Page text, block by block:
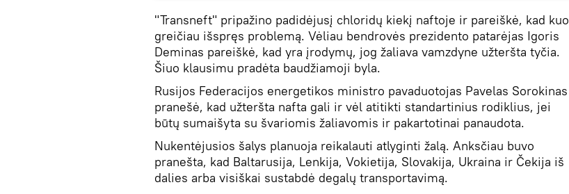
"Transneft" pripažino padidėjusį chloridų kiekį naftoje ir pareiškė, kad kuo
greičiau išspręs problemą. Vėliau bendrovės prezidento patarėjas Igoris
Deminas pareiškė, kad yra įrodymų, jog žaliava vamzdyne užteršta tyčia.
Šiuo klausimu pradėta baudžiamoji byla.
Rusijos Federacijos energetikos ministro pavaduotojas Pavelas Sorokinas
pranešė, kad užteršta nafta gali ir vėl atitikti standartinius rodiklius, jei
būtų sumaišyta su švariomis žaliavomis ir pakartotinai panaudota.
Nukentėjusios šalys planuoja reikalauti atlyginti žalą. Anksčiau buvo
pranešta, kad Baltarusija, Lenkija, Vokietija, Slovakija, Ukraina ir Čekija iš
dalies arba visiškai sustabdė degalų transportavimą.